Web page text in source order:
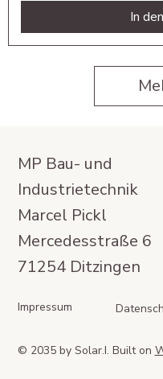
In
MP Bau- und
Industrietechnik
Marcel Pickl
Mercedesstraße 6
71254 Ditzingen
Impressum
© 2035 by Solar.I. Built on